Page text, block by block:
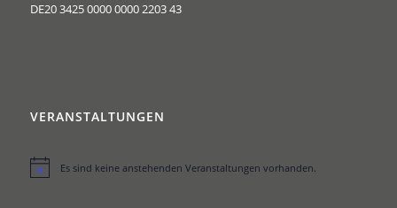
DE20 3425 0000 0000 2203 43
VERANSTALTUNGEN
HinweisEs sind keine anstehenden Veranstaltungen vorhanden.